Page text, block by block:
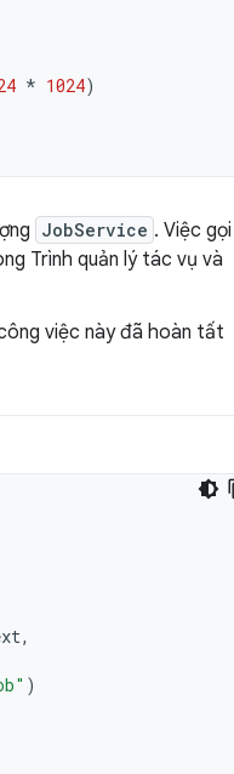
* 1024)
JobService . Việc gọi
Trình quản lý tác vụ và
việc này đã hoàn tất
,
)